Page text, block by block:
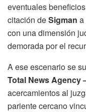
eventuales
citación deSigman a
con una dimensión
demorada por el
A ese escenario se
Total News Agency
acercamientos al
pariente cercano